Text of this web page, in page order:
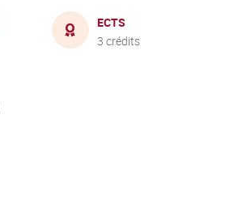
ECTS
3 crédits